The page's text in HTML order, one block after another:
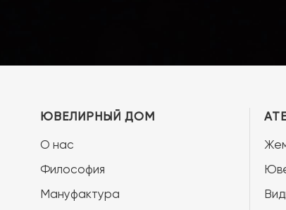
ЮВЕЛИРНЫЙ ДОМ
О нас
Философия
Мануфактура